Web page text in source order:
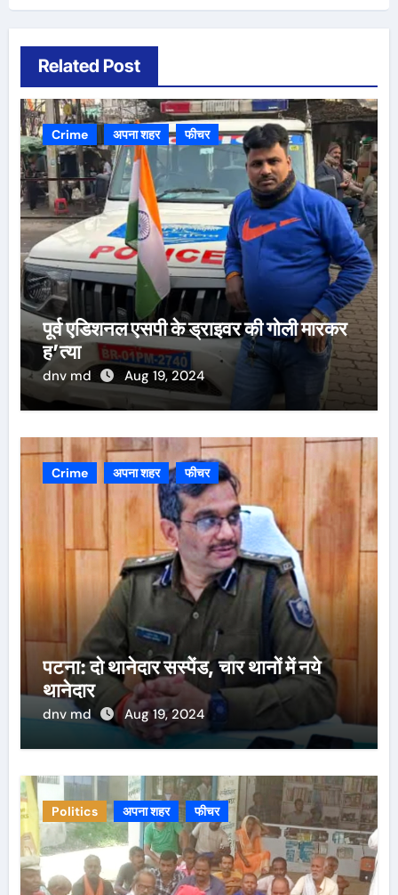
Related Post
Crime अपना शहर फीचर
पूर्व एडिशनल एसपी के ड्राइवर की गोली मारकर
ह’त्या
dnv md Aug 19, 2024
Crime अपना शहर फीचर
पटना: दो थानेदार सस्पेंड, चार थानों में नये
थानेदार
dnv md Aug 19, 2024
Politics अपना शहर फीचर